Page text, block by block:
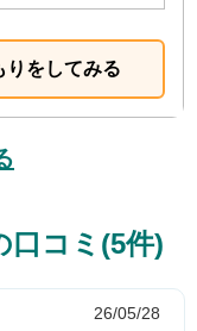
をしてみる
口コミ(5件)
26/05/28